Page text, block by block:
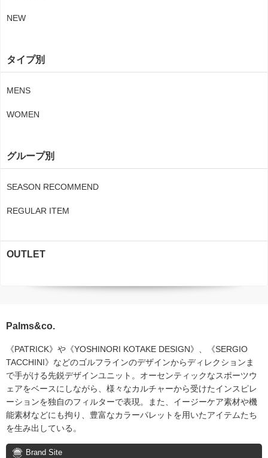
NEW
タイプ別
MENS
WOMEN
グループ別
SEASON RECOMMEND
REGULAR ITEM
OUTLET
Palms&co.
《PATRICK》や《YOSHINORI KOTAKE DESIGN》、《SERGIO
TACCHINI》などのゴルフラインのデザインからディレクションま
で手がける先鋭デザインユニット。オーセンティックなスポーツウ
ェアをベースにしながら、様々なカルチャーから受けたインスピレ
ーションを独自のフィルターで表現。また、イージーケア素材や機
能素材などにも拘り、豊富なカラーパレットを用いたアイテムたち
を生み出している。
Brand Site